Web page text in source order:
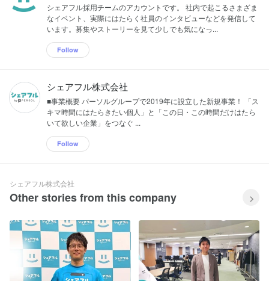
シェアフル採用チームのアカウントです。 社内で起こるさまざま
なイベント、実際にはたらく社員のインタビューなどを発信して
います。募集やストーリーを見て少しでも気になっ...
Follow
シェアフル株式会社
■事業概要 パーソルグループで2019年に設立した新規事業！ 「ス
キマ時間にはたらきたい個人」と「この日・この時間だけはたら
いて欲しい企業」をつなぐ ...
Follow
シェアフル株式会社
Other stories from this company